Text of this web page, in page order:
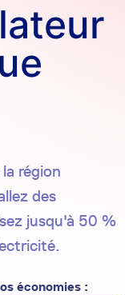
région
des
jusqu'à 50 %
économies :